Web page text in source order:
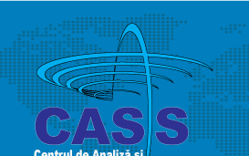
content